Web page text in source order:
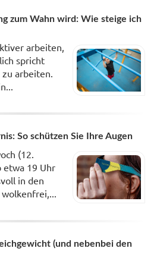
zum Wahn wird: Wie steige ich
arbeiten,
spricht
zu arbeiten.
So schützen Sie Ihre Augen
(12.
etwa 19 Uhr
in den
(und nebenbei den